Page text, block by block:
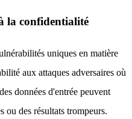
la confidentialité
uniques en matière
aux attaques adversaires où
données d'entrée peuvent
ou des résultats trompeurs.